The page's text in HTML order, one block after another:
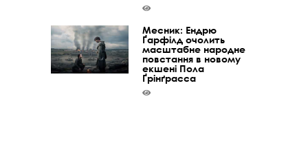
Месник: Ендрю
Ґарфілд очолить
масштабне народне
повстання в новому
екшені Пола
Ґрінґрасса